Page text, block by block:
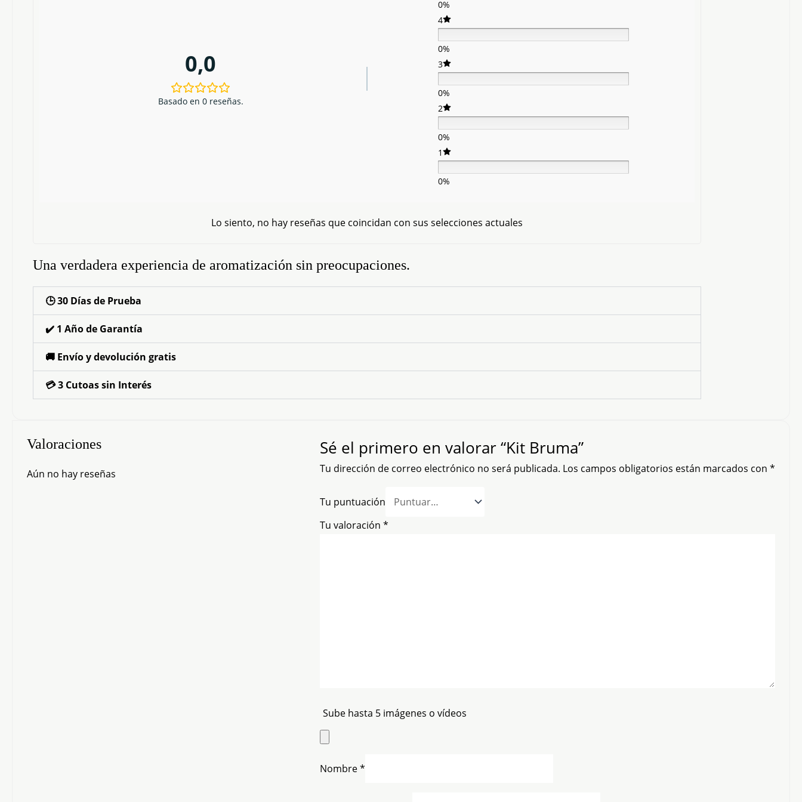
0,0
Basado en 0 reseñas.
0%
4
0%
3
0%
2
0%
1
0%
Lo siento, no hay reseñas que coincidan con sus selecciones actuales
Una verdadera experiencia de aromatización sin preocupaciones.
🕒 30 Días de Prueba
✔️ 1 Año de Garantía
🚚 Envío y devolución gratis
💳 3 Cutoas sin Interés
Valoraciones
Aún no hay reseñas
Sé el primero en valorar “Kit Bruma”
Tu dirección de correo electrónico no será publicada. Los campos obligatorios están marcados con *
Tu puntuación
Tu valoración *
Sube hasta 5 imágenes o vídeos
Nombre*